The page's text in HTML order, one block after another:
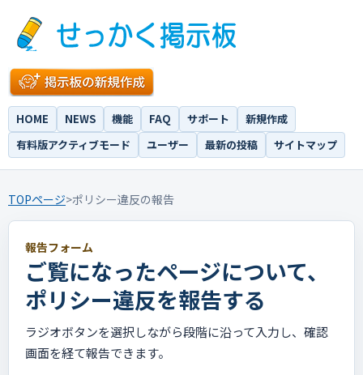
HOME NEWS 機能 FAQ サポート
新規作成
有料版アクティブモード
ユーザー 最新の投稿 サイトマップ
TOPページ>ポリシー違反の報告
報告フォーム
ご覧になったページについて、
ポリシー違反を報告する
ラジオボタンを選択しながら段階に沿って入力し、確認
画面を経て報告できます。